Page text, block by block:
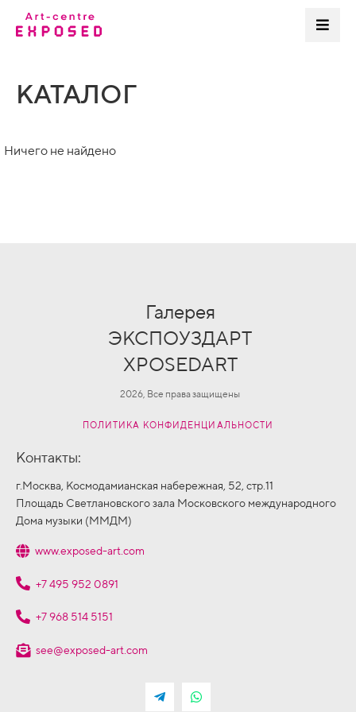
КАТАЛОГ
Ничего не найдено
Галерея
ЭКСПОУЗДАРТ
XPOSEDART
2026, Все права защищены
ПОЛИТИКА КОНФИДЕНЦИАЛЬНОСТИ
Контакты:
г.Москва, Космодамианская набережная, 52, стр.11
Площадь Светлановского зала Московского международного
Дома музыки (ММДМ)
www.exposed-art.com
+7 495 952 0891
+7 968 514 5151
see@exposed-art.com